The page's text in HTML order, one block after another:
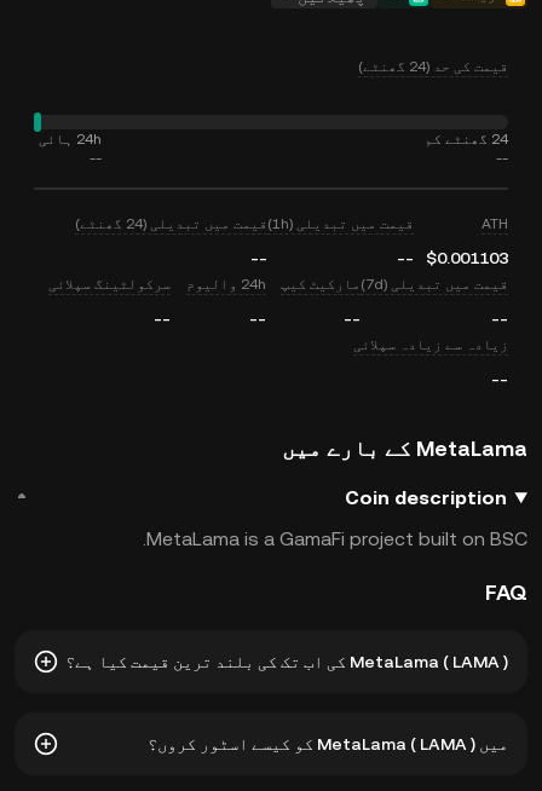
قیمت کی حد (24 گھنٹے)
24 گھنٹے کم
--
24h ہائی
--
ATH
$0.001103
قیمت میں تبدیلی (1h)
--
قیمت میں تبدیلی (24 گھنٹے)
--
قیمت میں تبدیلی (7d)
--
مارکیٹ کیپ
--
24h والیوم
--
سرکولٹینگ سپلائی
--
زیادہ سے زیادہ سپلائی
--
MetaLama کے بارے میں
Coin description
MetaLama is a GamaFi project built on BSC.
FAQ
MetaLama ( LAMA ) کی اب تک کی بلند ترین قیمت کیا ہے؟
LAMA کی موجودہ قیمت اس کی اب تک کی بلند ترین قیمت سے --
میں MetaLama ( LAMA ) کو کیسے اسٹور کروں؟